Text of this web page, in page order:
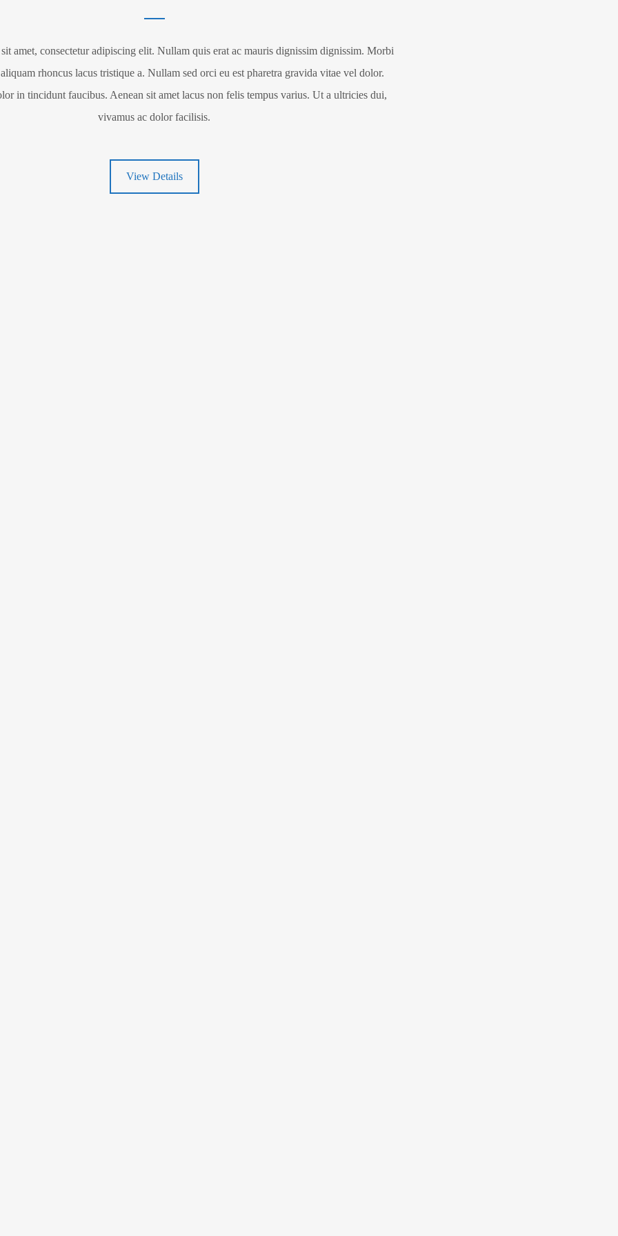
amet, consectetur adipiscing elit. Nullam quis erat ac mauris dignissim dignissim. Morbi
rhoncus lacus tristique a. Nullam sed orci eu est pharetra gravida vitae vel dolor.
in tincidunt faucibus. Aenean sit amet lacus non felis tempus varius. Ut a ultricies dui,
vivamus ac dolor facilisis.
View Details